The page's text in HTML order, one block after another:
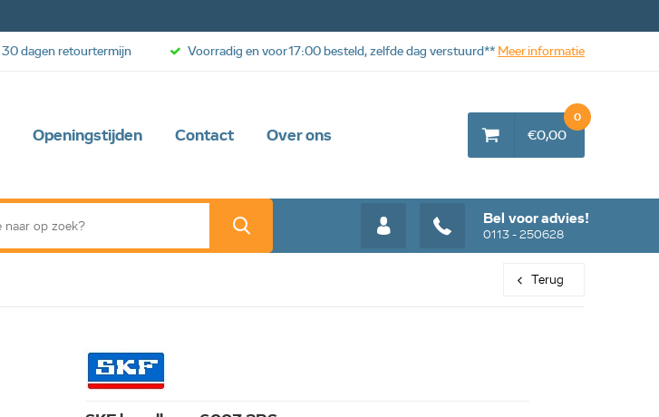
Openingstijden Contact Over ons
Bel voor advies!
0113 - 250628
€0,00
0
30 dagen retourtermijn Voorradig en voor 17:00 besteld, zelfde dag verstuurd** Meer informatie
Terug